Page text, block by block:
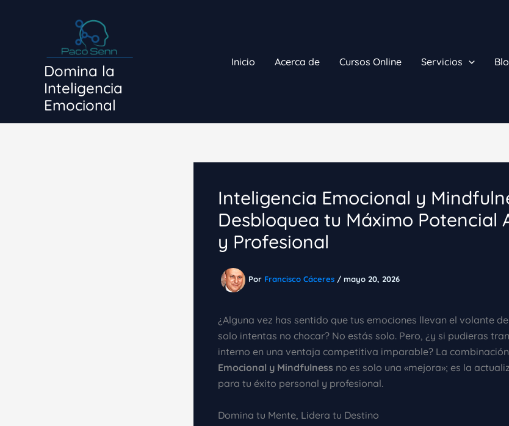
Domina la
Inteligencia
Emocional
Inicio Acerca de Cursos Online Servicios
Inteligencia Emocional y
Desbloquea tu Máximo Potencial
y Profesional
Por Francisco Cáceres / mayo 20, 2026
¿Alguna vez has sentido que tus emociones llevan el volante
solo intentas no chocar? No estás solo. Pero, ¿y si pudieras
interno en una ventaja competitiva imparable? La
Emocional y Mindfulness no es solo una «mejora»; es la
para tu éxito personal y profesional.
Domina tu Mente, Lidera tu Destino